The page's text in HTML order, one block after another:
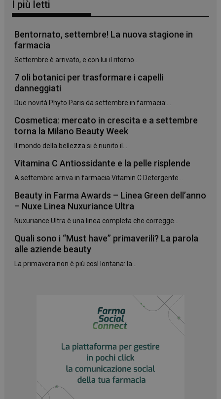
I più letti
Bentornato, settembre! La nuova stagione in
farmacia
Settembre è arrivato, e con lui il ritorno...
7 oli botanici per trasformare i capelli
danneggiati
Due novità Phyto Paris da settembre in farmacia:...
Cosmetica: mercato in crescita e a settembre
torna la Milano Beauty Week
Il mondo della bellezza si è riunito il...
Vitamina C Antiossidante e la pelle risplende
A settembre arriva in farmacia Vitamin C Detergente...
Beauty in Farma Awards – Linea Green dell’anno
– Nuxe Linea Nuxuriance Ultra
Nuxuriance Ultra è una linea completa che corregge...
Quali sono i “Must have” primaverili? La parola
alle aziende beauty
La primavera non è più così lontana: la...
CookieScriptConsent
CookieScript
www.panoramacosmetico.it
5 mesi 3
settimane